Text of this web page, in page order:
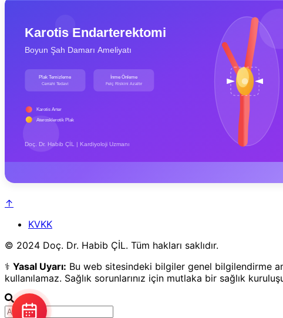
↑
KVKK
© 2024 Doç. Dr. Habib ÇİL. Tüm hakları saklıdır.
⚕️ Yasal Uyarı: Bu web sitesindeki bilgiler genel bilgilendirme
kullanılamaz. Sağlık sorunlarınız için mutlaka bir sağlık